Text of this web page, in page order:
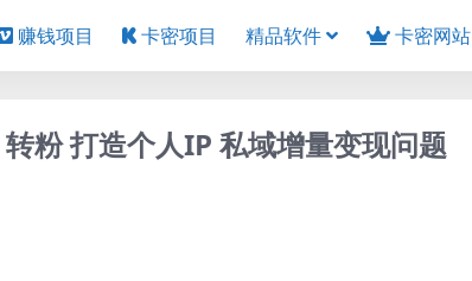
赚钱项目 卡密项目 精品软件 卡密网站
粉 打造个人IP 私域增量变现问题